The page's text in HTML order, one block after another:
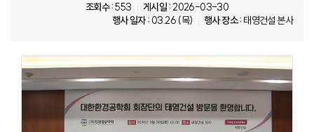
조회수 :553 게시일 : 2026-03-30
행사 일자 : 03.26 (목) 행사 장소 : 태영건설 본사